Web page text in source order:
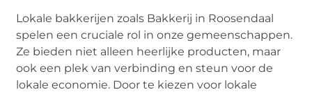
Lokale bakkerijen zoals Bakkerij in Roosendaal
spelen een cruciale rol in onze gemeenschappen.
Ze bieden niet alleen heerlijke producten, maar
ook een plek van verbinding en steun voor de
lokale economie. Door te kiezen voor lokale